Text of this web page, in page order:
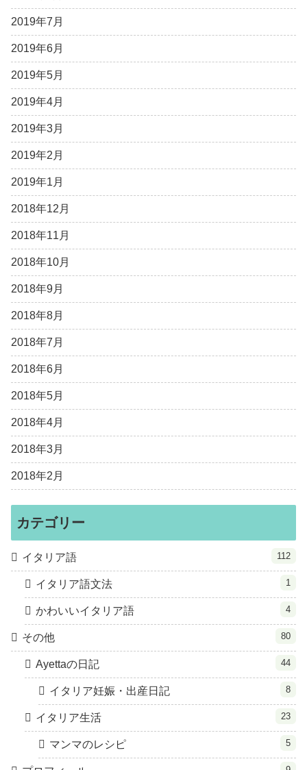
2019年7月
2019年6月
2019年5月
2019年4月
2019年3月
2019年2月
2019年1月
2018年12月
2018年11月
2018年10月
2018年9月
2018年8月
2018年7月
2018年6月
2018年5月
2018年4月
2018年3月
2018年2月
カテゴリー
イタリア語 112
イタリア語文法 1
かわいいイタリア語 4
その他 80
Ayettaの日記 44
イタリア妊娠・出産日記 8
イタリア生活 23
マンマのレシピ 5